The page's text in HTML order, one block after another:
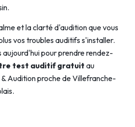
et la clarté d'audition que vous
vos troubles auditifs s'installer.
pour prendre rendez-
test auditif gratuit au
Auditionproche de Villefranche-